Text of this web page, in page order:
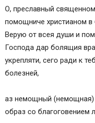
О, преславный
помощниче христианом в
Верую от всея души и
Господа дар болящия
укрепляти, сего ради к
болезней,
аз немощный (немощная)
образ со благоговением